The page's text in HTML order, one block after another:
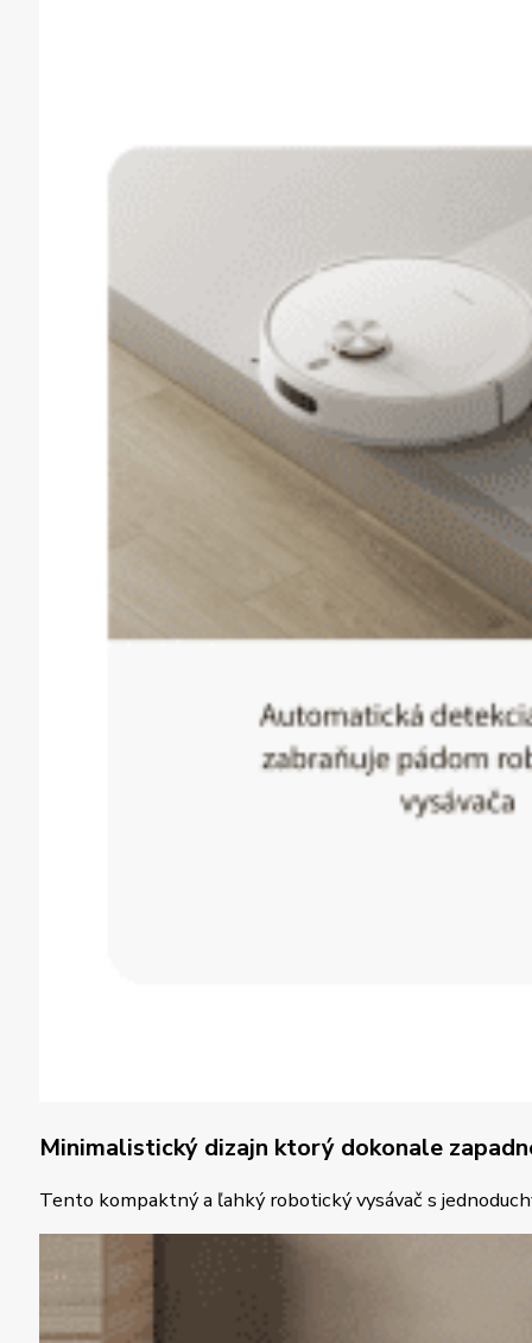
Minimalistický dizajn ktorý dokonale
Tento kompaktný a ľahký robotický vysávač s